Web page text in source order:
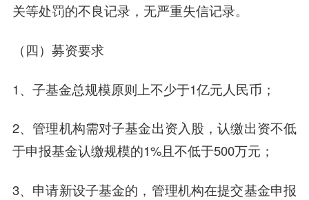
关等处罚的不良记录，无严重失信记录。
（四）募资要求
1、子基金总规模原则上不少于1亿元人民币；
2、管理机构需对子基金出资入股，认缴出资不低
于申报基金认缴规模的1%且不低于500万元；
3、申请新设子基金的，管理机构在提交基金申报